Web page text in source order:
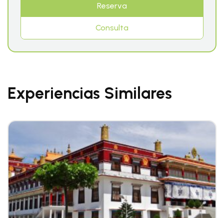
Reserva
Consulta
Experiencias Similares